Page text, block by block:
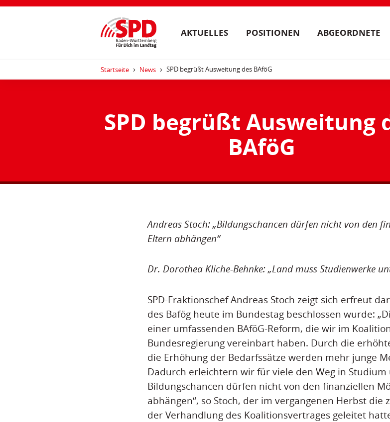
AKTUELLES POSITIONEN ABGEORDNETE
Startseite News SPD begrüßt Ausweitung des BAföG
SPD begrüßt Ausweitung
BAföG
Andreas Stoch: „Bildungschancen dürfen nicht von den
Eltern abhängen“
Dr. Dorothea Kliche-Behnke: „Land muss Studienwerke
SPD-Fraktionschef Andreas Stoch zeigt sich erfreut
des Bafög heute im Bundestag beschlossen wurde:
einer umfassenden BAföG-Reform, die wir im
Bundesregierung vereinbart haben. Durch die
die Erhöhung der Bedarfssätze werden mehr junge
Dadurch erleichtern wir für viele den Weg in
Bildungschancen dürfen nicht von den finanziellen
abhängen“, so Stoch, der im vergangenen Herbst
der Verhandlung des Koalitionsvertrages geleitet